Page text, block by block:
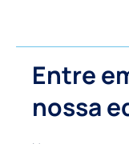
Entre
nossa